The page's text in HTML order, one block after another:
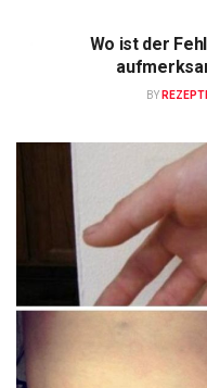
Wo ist der
BY